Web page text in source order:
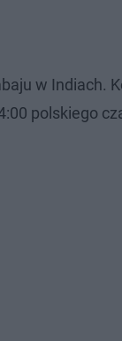
w Indiach.
polskiego